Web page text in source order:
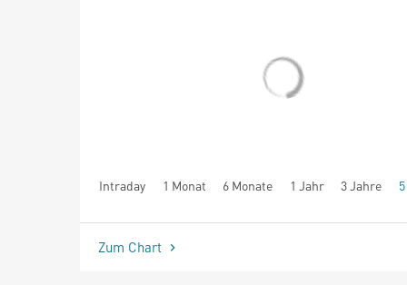
Intraday 1 Monat 6 Monate 1 Jahr 3 Jahre
seit Beginn
Zum Chart